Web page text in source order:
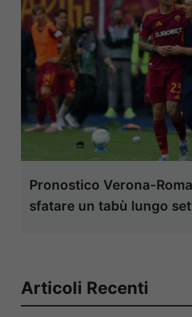
Pronostico Verona-
sfatare un tabù lungo
Articoli Recenti